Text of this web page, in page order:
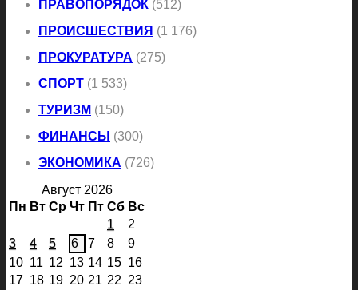
ПРАВОПОРЯДОК (512)
ПРОИСШЕСТВИЯ (1 176)
ПРОКУРАТУРА (275)
СПОРТ (1 533)
ТУРИЗМ (150)
ФИНАНСЫ (300)
ЭКОНОМИКА (726)
Август 2026
Пн Вт Ср Чт Пт Сб Вс
1
2
3
4 5 6 7 8
9
10 11 12 13 14 15 16
17 18 19 20 21 22 23